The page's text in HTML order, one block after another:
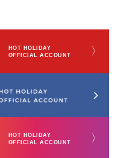
HOT HOLIDAY
OFFICIAL ACCOUNT
〉
HOT HOLIDAY
OFFICIAL ACCOUNT
〉